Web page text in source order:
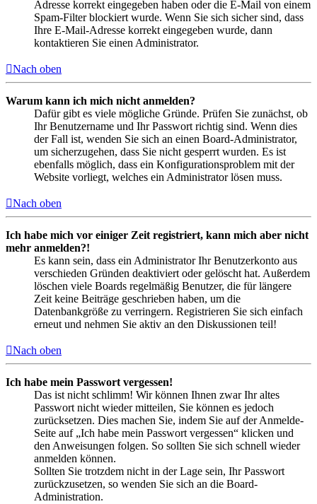
Adresse korrekt eingegeben haben oder die E-Mail von einem
Spam-Filter blockiert wurde. Wenn Sie sich sicher sind, dass
Ihre E-Mail-Adresse korrekt eingegeben wurde, dann
kontaktieren Sie einen Administrator.
Nach oben
Warum kann ich mich nicht anmelden?
Dafür gibt es viele mögliche Gründe. Prüfen Sie zunächst, ob
Ihr Benutzername und Ihr Passwort richtig sind. Wenn dies
der Fall ist, wenden Sie sich an einen Board-Administrator,
um sicherzugehen, dass Sie nicht gesperrt wurden. Es ist
ebenfalls möglich, dass ein Konfigurationsproblem mit der
Website vorliegt, welches ein Administrator lösen muss.
Nach oben
Ich habe mich vor einiger Zeit registriert, kann mich aber nicht
mehr anmelden?!
Es kann sein, dass ein Administrator Ihr Benutzerkonto aus
verschieden Gründen deaktiviert oder gelöscht hat. Außerdem
löschen viele Boards regelmäßig Benutzer, die für längere
Zeit keine Beiträge geschrieben haben, um die
Datenbankgröße zu verringern. Registrieren Sie sich einfach
erneut und nehmen Sie aktiv an den Diskussionen teil!
Nach oben
Ich habe mein Passwort vergessen!
Das ist nicht schlimm! Wir können Ihnen zwar Ihr altes
Passwort nicht wieder mitteilen, Sie können es jedoch
zurücksetzen. Dies machen Sie, indem Sie auf der Anmelde-
Seite auf „Ich habe mein Passwort vergessen“ klicken und
den Anweisungen folgen. So sollten Sie sich schnell wieder
anmelden können.
Sollten Sie trotzdem nicht in der Lage sein, Ihr Passwort
zurückzusetzen, so wenden Sie sich an die Board-
Administration.